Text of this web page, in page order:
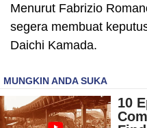
Menurut Fabrizio
segera membuat
Daichi Kamada.